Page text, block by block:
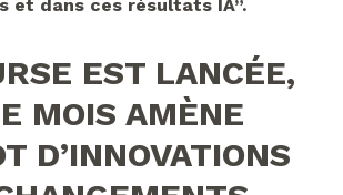
et dans ces résultats IA”.
EST LANCÉE,
MOIS AMÈNE
D’INNOVATIONS